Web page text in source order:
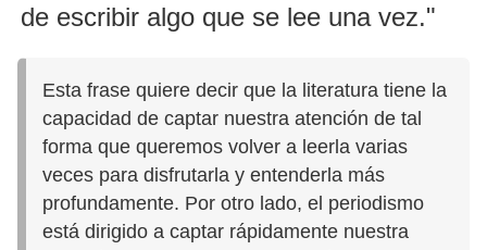
de escribir algo que se lee una vez."
Esta frase quiere decir que la literatura tiene la
capacidad de captar nuestra atención de tal
forma que queremos volver a leerla varias
veces para disfrutarla y entenderla más
profundamente. Por otro lado, el periodismo
está dirigido a captar rápidamente nuestra